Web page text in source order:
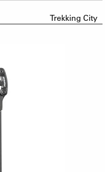
Trekking City